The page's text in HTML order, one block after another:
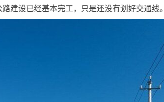
设已经基本完工，只是还没有划好交通线。